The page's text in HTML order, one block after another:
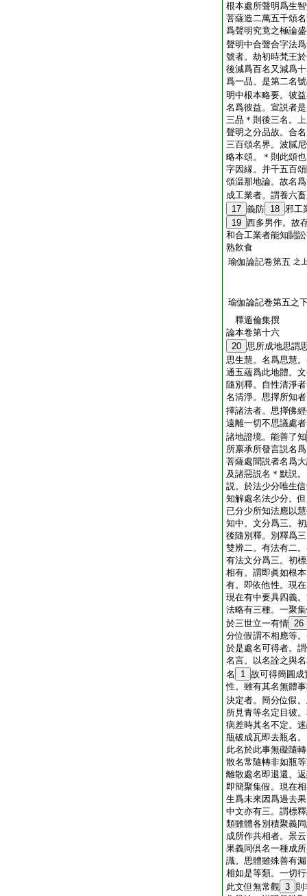
根本處所聲明爲生
菩薩造二萬五千頌
爲聲明究竟之極論
聲明中合聲合字法
號者。劫初時梵王
後減爲百名又減爲
爲一品。是第二名
明中根本略要。彼
名爲彼益。宣説者
三品＊則後三名。
聲明之分品故。合
三百頌名界。波膩
略本頌。＊則此頌
字因縁。并千五百
頌温那地論。故名
成工業者。謂養六
17 義防 18 邪工
19 西多男作。故
和合工業者能知鬪
熟飮食
瑜伽論記卷第五 之
瑜伽論記卷第五之
釋遁倫集撰
論本卷第十六
20 思所成地思謂
思生慧。名爲思慧
通五蘊爲此地體。
隨別釋。自性清淨
名清淨。思擇所知
擇諸法者。思擇佛
遠離一切不思議處
諸地證境。能善了知
所禀承所發言説名
菩薩處聞説者名爲
及諸惡説名＊默説
説。於法少分唯生
知解處名法少分。
已分少所知法應以
知中。文分爲三。
後隨別釋。別釋爲
雙辨二。有法有二
有法文分爲三。初
相有。謂即眞如根
有。即依他性。現
現在有中要具四義
法略有三種。一聚
於三世立一有情 26
分位假謂不相應等
於是處名可得者。
名言。以名詮之與
名
1 故可得簡圓成
性。雖有其名無體
決定者。簡分位假
所見青等名定目彼
病差時其名不定。
瓶破成瓦即去瓶名
此名於此事無礙隨
散名常隨轉非如瓶
離散處名即退還。
即簡聚集假。現在
生爲未來因爲過去
中文亦有三。謂標
類雖體各別積聚義
成所作共相者。景
果義同倶名一種成
識。思體雖殊善有
相如是等類。一切
此文但無常觀 3 則